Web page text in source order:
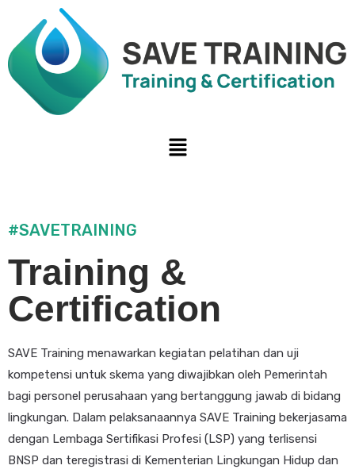
#SAVETRAINING
Training &
Certification
SAVE Training menawarkan kegiatan pelatihan dan uji
kompetensi untuk skema yang diwajibkan oleh Pemerintah
bagi personel perusahaan yang bertanggung jawab di bidang
lingkungan. Dalam pelaksanaannya SAVE Training bekerjasama
dengan Lembaga Sertifikasi Profesi (LSP) yang terlisensi
BNSP dan teregistrasi di Kementerian Lingkungan Hidup dan